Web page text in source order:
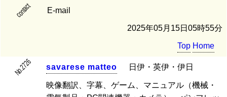
contact E-mail
2025年05月15日05時55分
Top Home
No.2726 savarese matteo 日伊・英伊・伊日
映像翻訳、字幕、ゲーム、マニュアル（機械・